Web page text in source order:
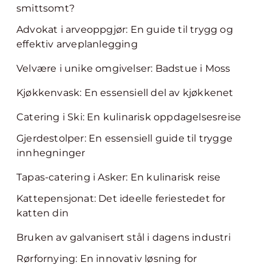
smittsomt?
Advokat i arveoppgjør: En guide til trygg og
effektiv arveplanlegging
Velvære i unike omgivelser: Badstue i Moss
Kjøkkenvask: En essensiell del av kjøkkenet
Catering i Ski: En kulinarisk oppdagelsesreise
Gjerdestolper: En essensiell guide til trygge
innhegninger
Tapas-catering i Asker: En kulinarisk reise
Kattepensjonat: Det ideelle feriestedet for
katten din
Bruken av galvanisert stål i dagens industri
Rørfornying: En innovativ løsning for